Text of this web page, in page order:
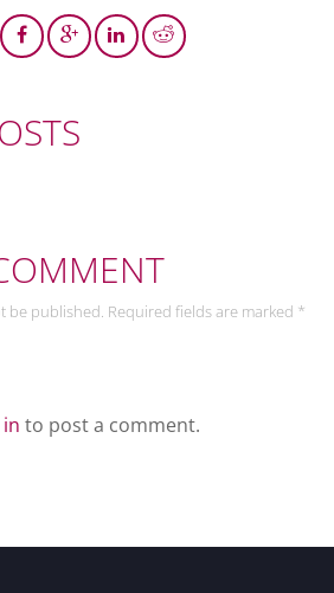
be published. Required fields are marked *
to post a comment.